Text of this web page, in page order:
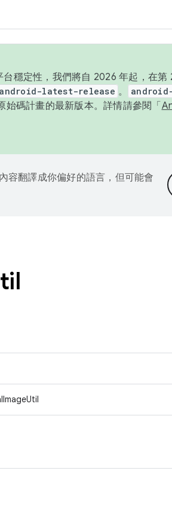
穩定性，我們將自 2026 年起，在第
android-latest-release 。
碼計畫的最新版本。詳情請參閱「
容翻譯成你偏好的語言，但可能會